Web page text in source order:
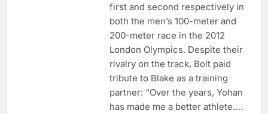
first and second respectively in
both the men’s 100-meter and
200-meter race in the 2012
London Olympics. Despite their
rivalry on the track, Bolt paid
tribute to Blake as a training
partner: “Over the years, Yohan
has made me a better athlete….